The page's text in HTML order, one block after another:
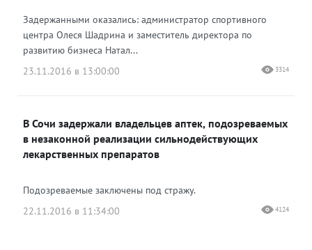
Задержанными оказались: администратор спортивного
центра Олеся Шадрина и заместитель директора по
развитию бизнеса Натал...
23.11.2016 в 13:00:00
3314
В Сочи задержали владельцев аптек, подозреваемых
в незаконной реализации сильнодействующих
лекарственных препаратов
Подозреваемые заключены под стражу.
22.11.2016 в 11:34:00
4124